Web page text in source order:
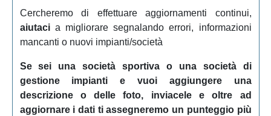
Cercheremo di effettuare aggiornamenti continui,
aiutacia migliorare segnalando errori, informazioni
mancanti o nuovi impianti/società
Se sei una società sportiva o una società di
gestione impianti e vuoi aggiungere una
descrizione o delle foto, inviacele e oltre ad
aggiornare i dati ti assegneremo un punteggio più